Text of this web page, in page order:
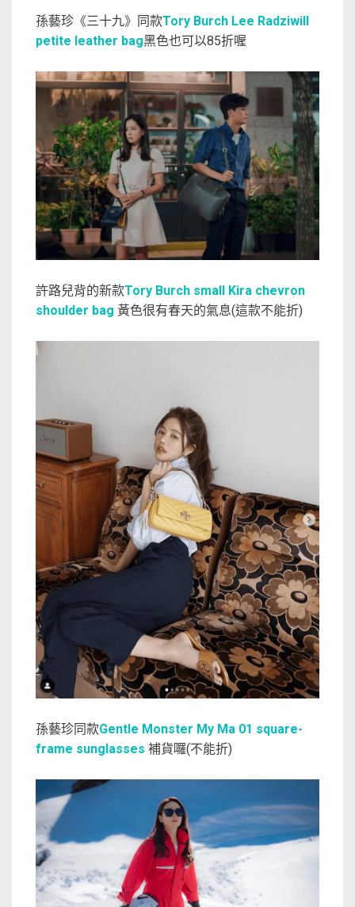
孫藝珍《三十九》同款Tory Burch Lee Radziwill
petite leather bag黑色也可以85折喔
許路兒背的新款Tory Burch small Kira chevron
shoulder bag 黃色很有春天的氣息(這款不能折)
孫藝珍同款Gentle Monster My Ma 01 square-
frame sunglasses 補貨囉(不能折)